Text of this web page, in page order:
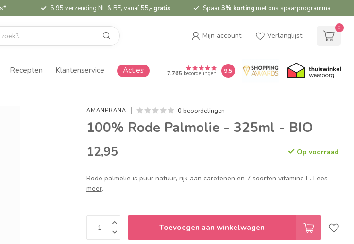
5,95 verzending NL & BE, vanaf 55,- gratis Spaar3% kortingmet ons spaarprogramma
Mijn account Verlanglijst
0
Recepten Klantenservice Acties 7.765 beoordelingen 9.5
AMANPRANA 0 beoordelingen
100% Rode Palmolie - 325ml - BIO
12,95 Op voorraad
Rode palmolie is puur natuur, rijk aan carotenen en 7 soorten vitamine E. Lees
meer.
Toevoegen aan winkelwagen